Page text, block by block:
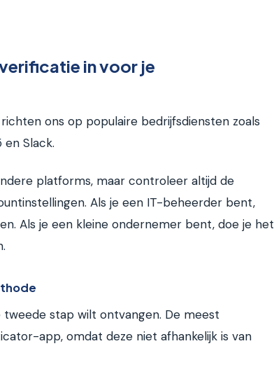
in voor je
ons op populaire bedrijfsdiensten zoals
Slack.
platforms, maar controleer altijd de
Als je een IT-beheerder bent,
Als je een kleine ondernemer bent, doe je het
stap wilt ontvangen. De meest
app, omdat deze niet afhankelijk is van